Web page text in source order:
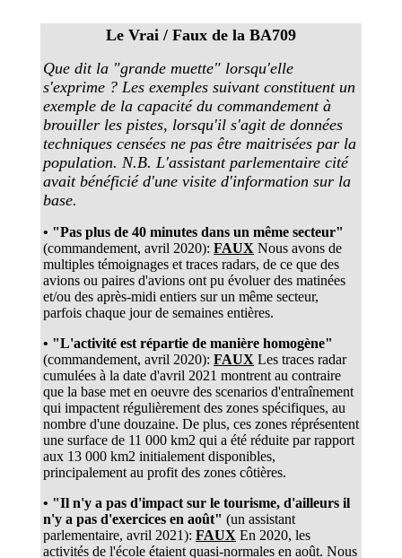
Le Vrai / Faux de la BA709
Que dit la "grande muette" lorsqu'elle
s'exprime ? Les exemples suivant constituent un
exemple de la capacité du commandement à
brouiller les pistes, lorsqu'il s'agit de données
techniques censées ne pas être maitrisées par la
population. N.B. L'assistant parlementaire cité
avait bénéficié d'une visite d'information sur la
base.
• "Pas plus de 40 minutes dans un même secteur"
(commandement, avril 2020): FAUX Nous avons de
multiples témoignages et traces radars, de ce que des
avions ou paires d'avions ont pu évoluer des matinées
et/ou des après-midi entiers sur un même secteur,
parfois chaque jour de semaines entières.
• "L'activité est répartie de manière homogène"
(commandement, avril 2020): FAUX Les traces radar
cumulées à la date d'avril 2021 montrent au contraire
que la base met en oeuvre des scenarios d'entraînement
qui impactent régulièrement des zones spécifiques, au
nombre d'une douzaine. De plus, ces zones réprésentent
une surface de 11 000 km2 qui a été réduite par rapport
aux 13 000 km2 initialement disponibles,
principalement au profit des zones côtières.
• "Il n'y a pas d'impact sur le tourisme, d'ailleurs il
n'y a pas d'exercices en août" (un assistant
parlementaire, avril 2021): FAUX En 2020, les
activités de l'école étaient quasi-normales en août. Nous